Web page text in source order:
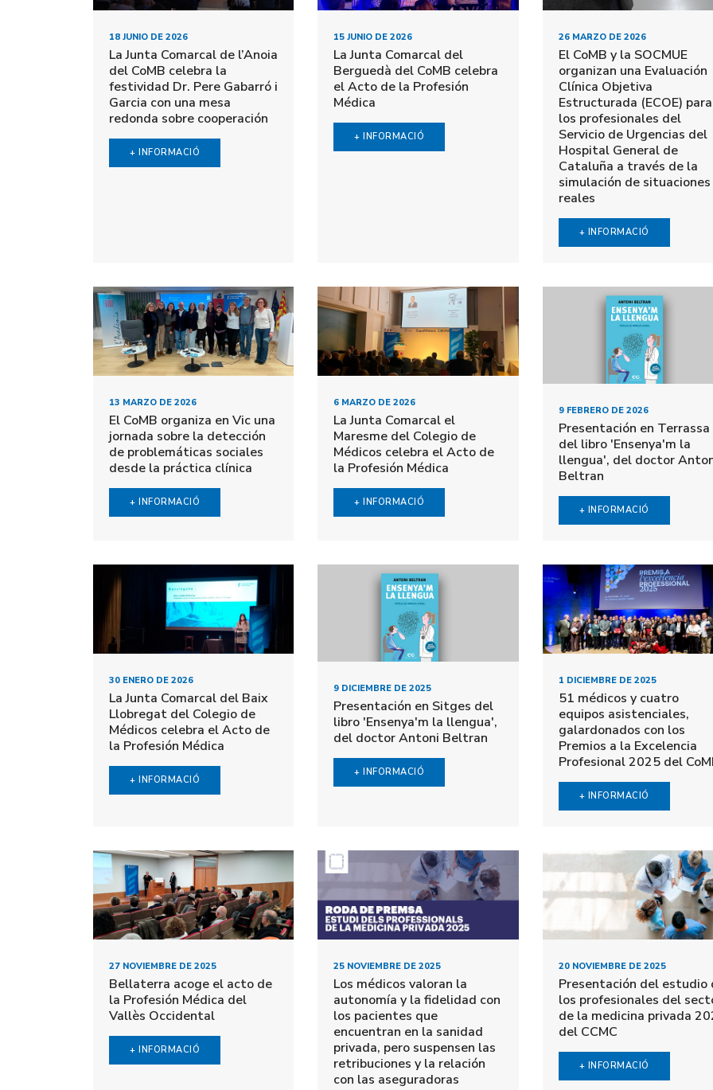
18 JUNIO DE 2026
La Junta Comarcal de l’Anoia
del CoMB celebra la
festividad Dr. Pere Gabarró i
Garcia con una mesa
redonda sobre cooperación
+ INFORMACIÓ
15 JUNIO DE 2026
La Junta Comarcal del
Berguedà del CoMB celebra
el Acto de la Profesión
Médica
+ INFORMACIÓ
26 MARZO DE 2026
El CoMB y la SOCMUE
organizan una Evaluación
Clínica Objetiva
Estructurada (ECOE) para
los profesionales del
Servicio de Urgencias del
Hospital General de
Cataluña a través de la
simulación de situaciones
reales
+ INFORMACIÓ
13 MARZO DE 2026
El CoMB organiza en Vic una
jornada sobre la detección
de problemáticas sociales
desde la práctica clínica
+ INFORMACIÓ
6 MARZO DE 2026
La Junta Comarcal el
Maresme del Colegio de
Médicos celebra el Acto de
la Profesión Médica
+ INFORMACIÓ
9 FEBRERO DE 2026
Presentación en Terrassa
del libro 'Ensenya'm la
llengua', del doctor
Beltran
+ INFORMACIÓ
30 ENERO DE 2026
La Junta Comarcal del Baix
Llobregat del Colegio de
Médicos celebra el Acto de
la Profesión Médica
+ INFORMACIÓ
9 DICIEMBRE DE 2025
Presentación en Sitges del
libro 'Ensenya'm la llengua',
del doctor Antoni Beltran
+ INFORMACIÓ
1 DICIEMBRE DE 2025
51 médicos y cuatro
equipos asistenciales,
galardonados con los
Premios a la Excelencia
Profesional 2025 del
+ INFORMACIÓ
27 NOVIEMBRE DE 2025
Bellaterra acoge el acto de
la Profesión Médica del
Vallès Occidental
+ INFORMACIÓ
25 NOVIEMBRE DE 2025
Los médicos valoran la
autonomía y la fidelidad con
los pacientes que
encuentran en la sanidad
privada, pero suspensen las
retribuciones y la relación
con las aseguradoras
20 NOVIEMBRE DE 2025
Presentación del estudio
los profesionales del
de la medicina privada
del CCMC
+ INFORMACIÓ